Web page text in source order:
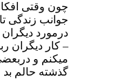
چون وقتی
جوانب زندگی
درمورد
– کار دیگران
میکنم و
گذشته حالم بد